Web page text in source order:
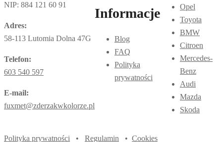
NIP: 884 121 60 91
Adres:
58-113 Lutomia Dolna 47G
Telefon:
603 540 597
E-mail:
fuxmet@zderzakwkolorze.pl
Informacje
Blog
FAQ
Polityka
prywatności
Opel
Toyota
BMW
Citroen
Mercedes-
Benz
Audi
Mazda
Skoda
Polityka prywatności • Regulamin • Cookies